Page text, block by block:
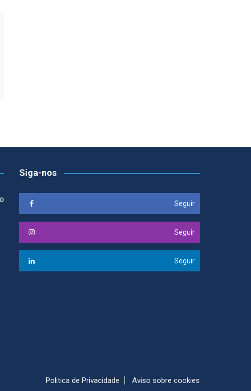
Siga-nos
Seguir
Seguir
Seguir
Politica de Privacidade Aviso sobre cookies